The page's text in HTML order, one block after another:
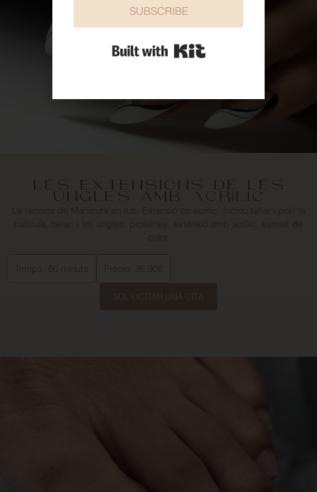
LES EXTENSIONS DE LES
UNGLES AMB ACRÍLIC
Temps: 60 minuts Precio: 35,90€
SOL·LICITAR UNA CITA
SUBSCRIBE